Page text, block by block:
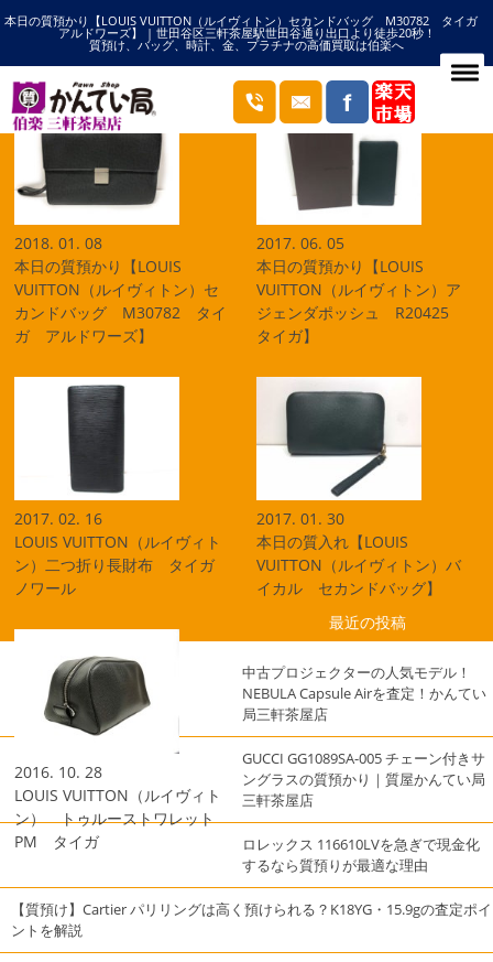
本日の質預かり【LOUIS VUITTON（ルイヴィトン）セカンドバッグ M30782 タイガ
アルドワーズ】 | 世田谷区三軒茶屋駅世田谷通り出口より徒歩20秒！
質預け、バッグ、時計、金、プラチナの高価買取は伯楽へ
HOME タイガの記事一覧
ブログ
2018. 01. 08
本日の質預かり【LOUIS
VUITTON（ルイヴィトン）セ
カンドバッグ M30782 タイ
ガ アルドワーズ】
2017. 06. 05
本日の質預かり【LOUIS
VUITTON（ルイヴィトン）ア
ジェンダポッシュ R20425
タイガ】
2017. 02. 16
LOUIS VUITTON（ルイヴィト
ン）二つ折り長財布 タイガ
ノワール
2017. 01. 30
本日の質入れ【LOUIS
VUITTON（ルイヴィトン）バ
イカル セカンドバッグ】
2016. 10. 28
LOUIS VUITTON（ルイヴィト
ン） トゥルーストワレット
PM タイガ
最近の投稿
中古プロジェクターの人気モデル！
NEBULA Capsule Airを査定！かんてい
局三軒茶屋店
GUCCI GG1089SA-005 チェーン付きサ
ングラスの質預かり｜質屋かんてい局
三軒茶屋店
ロレックス 116610LVを急ぎで現金化
するなら質預りが最適な理由
【質預け】Cartier パリリングは高く預けられる？K18YG・15.9gの査定ポイ
ントを解説